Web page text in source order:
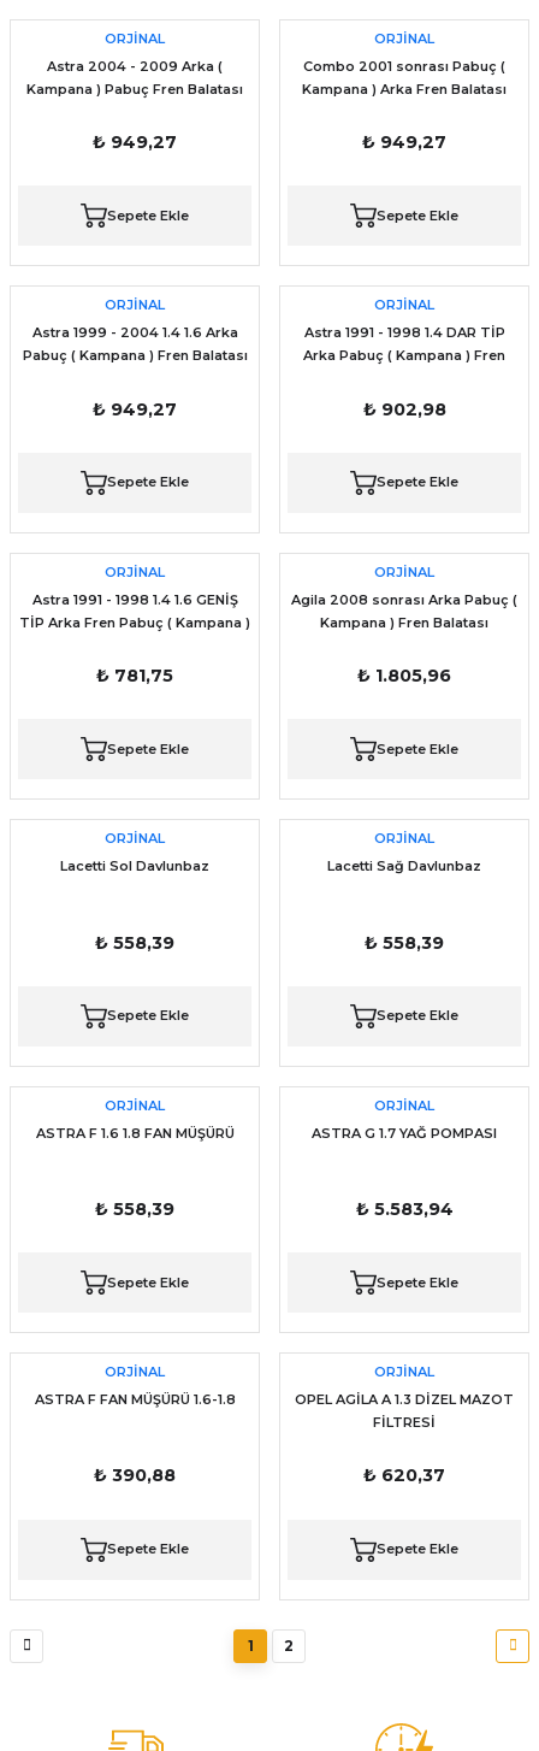
ORJİNAL
Astra 2004 - 2009 Arka (
Kampana ) Pabuç Fren Balatası
₺ 949,27
Sepete Ekle
ORJİNAL
Combo 2001 sonrası Pabuç (
Kampana ) Arka Fren Balatası
₺ 949,27
Sepete Ekle
ORJİNAL
Astra 1999 - 2004 1.4 1.6 Arka
Pabuç ( Kampana ) Fren Balatası
₺ 949,27
Sepete Ekle
ORJİNAL
Astra 1991 - 1998 1.4 DAR TİP
Arka Pabuç ( Kampana ) Fren
₺ 902,98
Sepete Ekle
ORJİNAL
Astra 1991 - 1998 1.4 1.6 GENİŞ
TİP Arka Fren Pabuç ( Kampana )
₺ 781,75
Sepete Ekle
ORJİNAL
Agila 2008 sonrası Arka Pabuç (
Kampana ) Fren Balatası
₺ 1.805,96
Sepete Ekle
ORJİNAL
Lacetti Sol Davlunbaz
₺ 558,39
Sepete Ekle
ORJİNAL
Lacetti Sağ Davlunbaz
₺ 558,39
Sepete Ekle
ORJİNAL
ASTRA F 1.6 1.8 FAN MÜŞÜRÜ
₺ 558,39
Sepete Ekle
ORJİNAL
ASTRA G 1.7 YAĞ POMPASI
₺ 5.583,94
Sepete Ekle
ORJİNAL
ASTRA F FAN MÜŞÜRÜ 1.6-1.8
₺ 390,88
Sepete Ekle
ORJİNAL
OPEL AGİLA A 1.3 DİZEL MAZOT
FİLTRESİ
₺ 620,37
Sepete Ekle
1 2